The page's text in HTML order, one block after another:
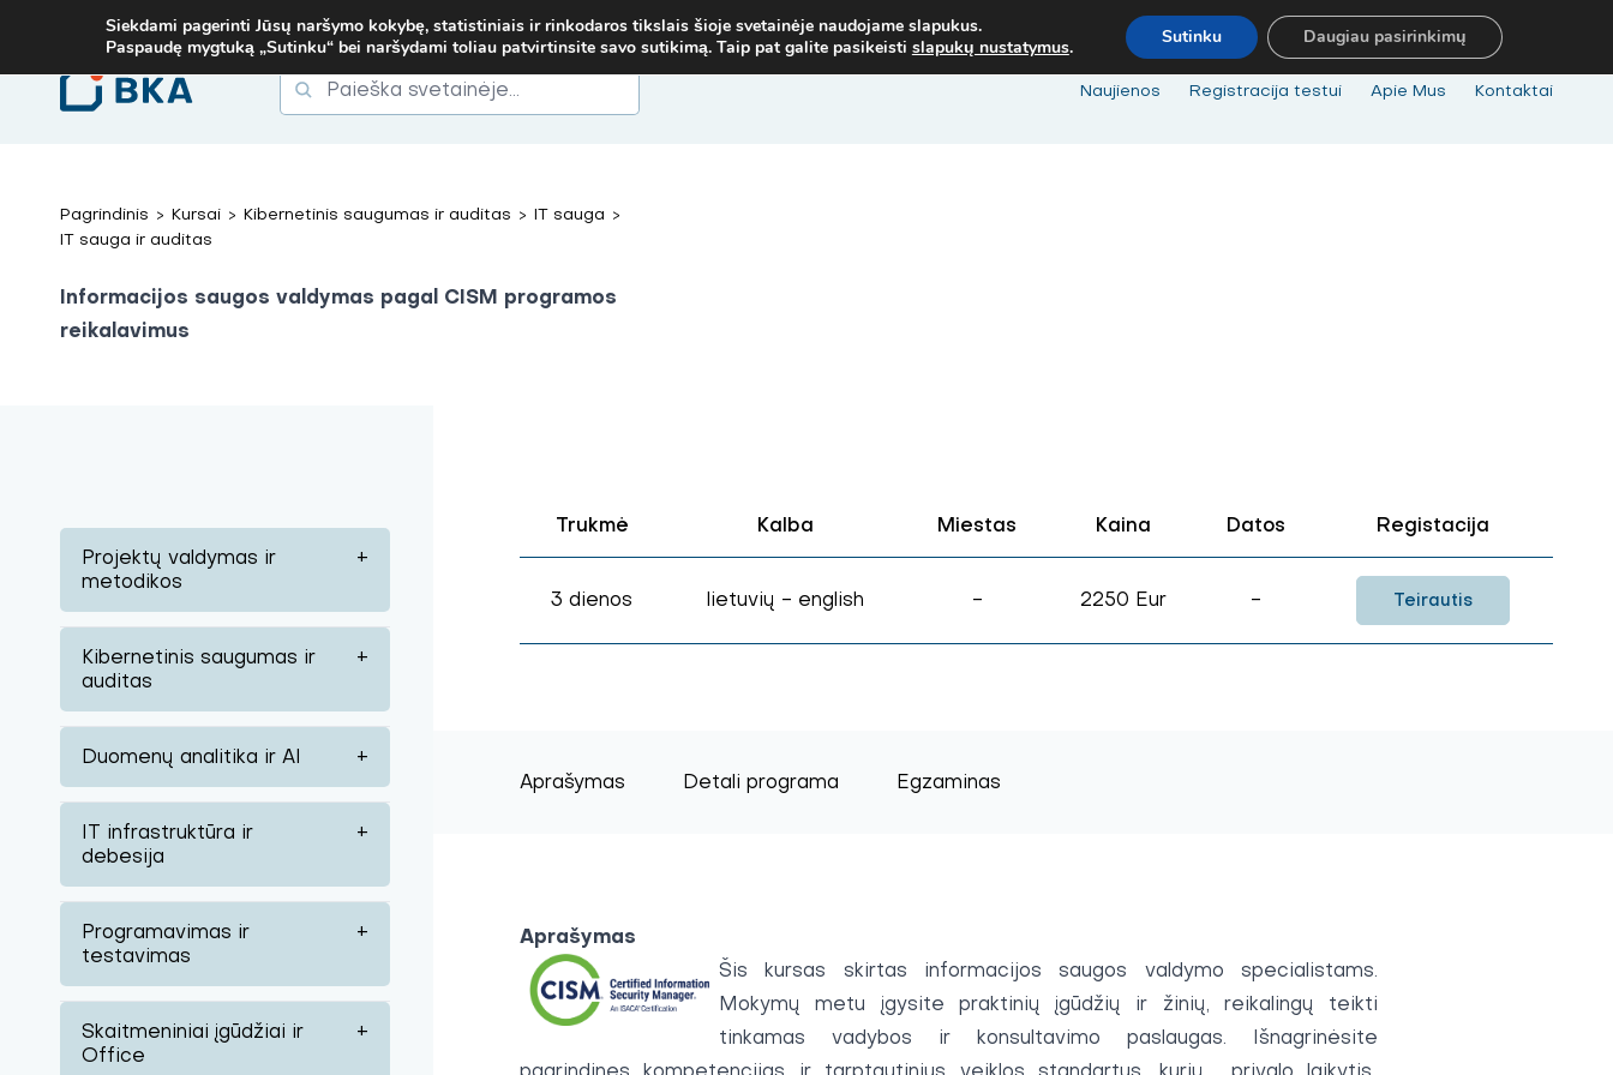
+37067579127 ARBA EL. P. MOKYMAI@BKA.LT NERADAI NORIMŲ MOKYMŲ - SUSISIEK! MOB. TEL. +37067579127 MOKYMAI@BKA.LT NERADAI NORIMŲ MOKYMŲ - SUSISIEK!
Ieškoti:
Ieškoti Naujienos Registracija testui Apie Mus Kontaktai
Pagrindinis > Kursai > Kibernetinis saugumas ir auditas > IT sauga >
IT sauga ir auditas
Informacijos saugos valdymas pagal CISM programos
reikalavimus
Trukmė Kalba Miestas Kaina Datos Registacija
3 dienos lietuvių - english - 2250 Eur - Teirautis
Aprašymas Detali programa Egzaminas
Aprašymas
Šis kursas skirtas informacijos saugos valdymo specialistams.
Mokymų metu įgysite praktinių įgūdžių ir žinių, reikalingų teikti
tinkamas vadybos ir konsultavimo paslaugas. Išnagrinėsite
Projektų valdymas ir
metodikos
+
Kibernetinis saugumas ir
auditas
+
Duomenų analitika ir AI +
IT infrastruktūra ir
debesija
+
Programavimas ir
testavimas
+
Skaitmeniniai įgūdžiai ir
Office
+
Siekdami pagerinti Jūsų naršymo kokybę, statistiniais ir rinkodaros tikslais šioje svetainėje naudojame slapukus.
Paspaudę mygtuką „Sutinku“ bei naršydami toliau patvirtinsite savo sutikimą. Taip pat galite pasikeisti slapukų nustatymus. Sutinku Daugiau pasirinkimų